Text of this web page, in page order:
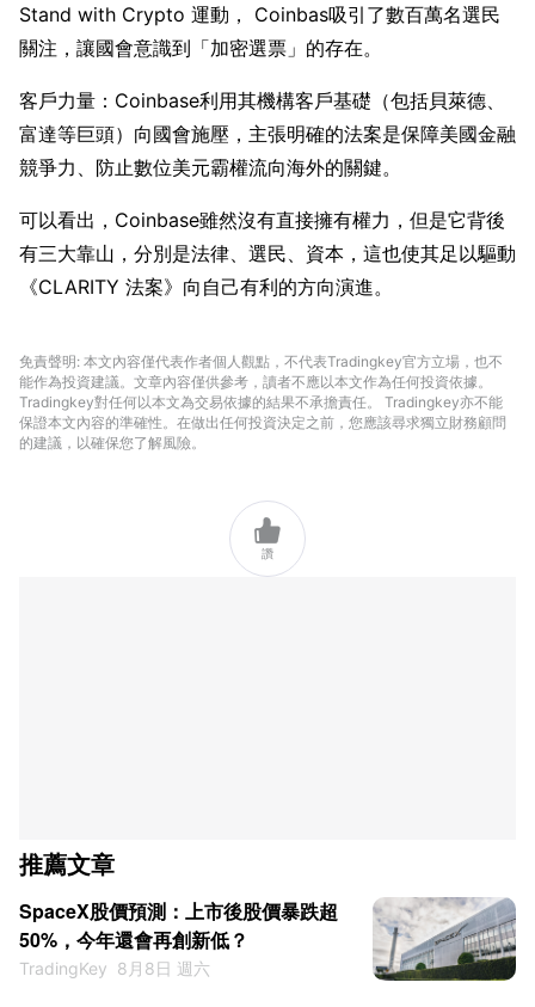
Stand with Crypto 運動， Coinbas吸引了數百萬名選民
關注，讓國會意識到「加密選票」的存在。
客戶力量：Coinbase利用其機構客戶基礎（包括貝萊德、
富達等巨頭）向國會施壓，主張明確的法案是保障美國金融
競爭力、防止數位美元霸權流向海外的關鍵。
可以看出，Coinbase雖然沒有直接擁有權力，但是它背後
有三大靠山，分別是法律、選民、資本，這也使其足以驅動
《CLARITY 法案》向自己有利的方向演進。
免責聲明: 本文內容僅代表作者個人觀點，不代表Tradingkey官方立場，也不
能作為投資建議。文章內容僅供參考，讀者不應以本文作為任何投資依據。
Tradingkey對任何以本文為交易依據的結果不承擔責任。 Tradingkey亦不能
保證本文內容的準確性。在做出任何投資決定之前，您應該尋求獨立財務顧問
的建議，以確保您了解風險。

讚
推薦文章
SpaceX股價預測：上市後股價暴跌超
50%，今年還會再創新低？
TradingKey 8月8日 週六